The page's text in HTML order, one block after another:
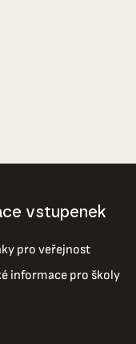
vstupenek
pro veřejnost
informace pro školy